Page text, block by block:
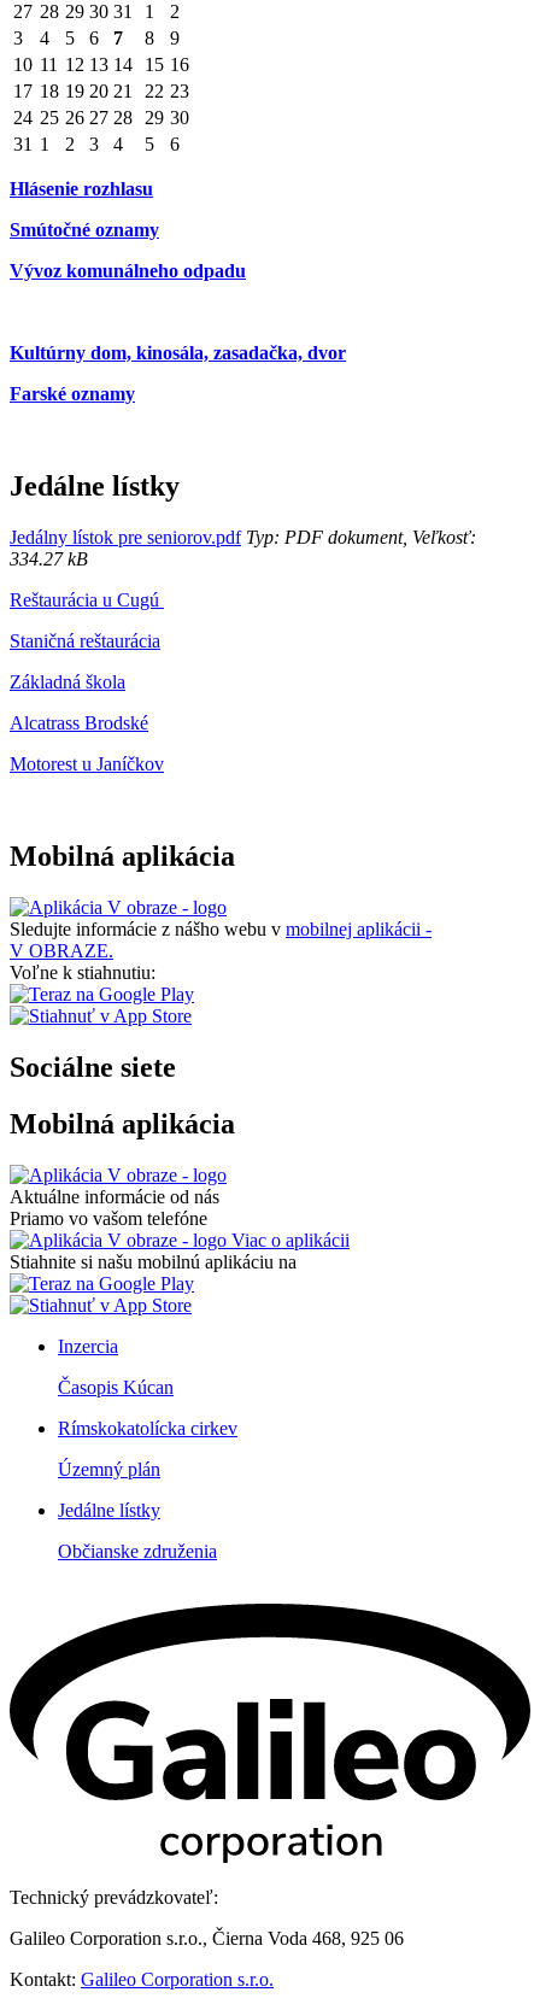
27 28 29 30 31 1
2
3
4 5 6 7 8
9
10 11 12 13 14 15 16
17 18 19 20 21 22 23
24 25 26 27 28 29 30
31 1 2 3 4 5 6
Hlásenie rozhlasu
Smútočné oznamy
Vývoz komunálneho odpadu
Kultúrny dom, kinosála, zasadačka, dvor
Farské oznamy
Jedálne lístky
Jedálny lístok pre seniorov.pdfTyp: PDF dokument, Veľkosť:
334.27 kB
Reštaurácia u Cugú
Staničná reštaurácia
Základná škola
Alcatrass Brodské
Motorest u Janíčkov
Mobilná aplikácia
Sledujte informácie z nášho webu v mobilnej aplikácii -
V OBRAZE.
Voľne k stiahnutiu:
Sociálne siete
Mobilná aplikácia
Aktuálne informácie od nás
Priamo vo vašom telefóne
Viac o aplikácii
Stiahnite si našu mobilnú aplikáciu na
Inzercia
Časopis Kúcan
Rímskokatolícka cirkev
Územný plán
Jedálne lístky
Občianske združenia
Technický prevádzkovateľ:
Galileo Corporation s.r.o., Čierna Voda 468, 925 06
Kontakt: Galileo Corporation s.r.o.